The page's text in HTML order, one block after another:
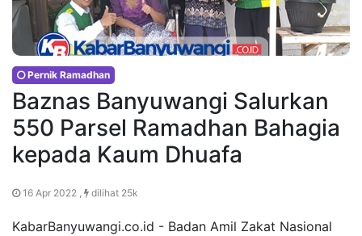
Pernik Ramadhan
Baznas Banyuwangi Salurkan
550 Parsel Ramadhan Bahagia
kepada Kaum Dhuafa
16 Apr 2022 , dilihat 25k
KabarBanyuwangi.co.id - Badan Amil Zakat Nasional